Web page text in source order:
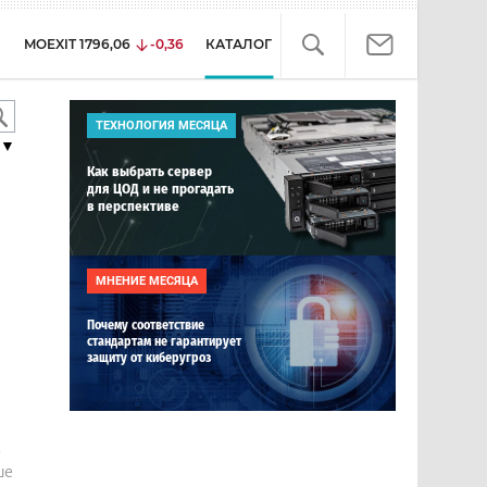
MOEXIT 1796,06 -0,36 КАТАЛОГ
▼
ТЕХНОЛОГИЯ МЕСЯЦА
Как выбрать сервер
для ЦОД и не прогадать
в перспективе
МНЕНИЕ МЕСЯЦА
Почему соответствие
стандартам не гарантирует
защиту от киберугроз